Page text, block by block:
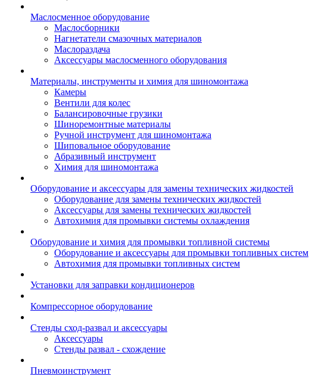
Маслосменное оборудование
Маслосборники
Нагнетатели смазочных материалов
Маслораздача
Аксессуары маслосменного оборудования
Материалы, инструменты и химия для шиномонтажа
Камеры
Вентили для колес
Балансировочные грузики
Шиноремонтные материалы
Ручной инструмент для шиномонтажа
Шиповальное оборудование
Абразивный инструмент
Химия для шиномонтажа
Оборудование и аксессуары для замены технических жидкостей
Оборудование для замены технических жидкостей
Аксессуары для замены технических жидкостей
Автохимия для промывки системы охлаждения
Оборудование и химия для промывки топливной системы
Оборудование и аксессуары для промывки топливных систем
Автохимия для промывки топливных систем
Установки для заправки кондиционеров
Компрессорное оборудование
Стенды сход-развал и аксессуары
Аксессуары
Стенды развал - схождение
Пневмоинструмент